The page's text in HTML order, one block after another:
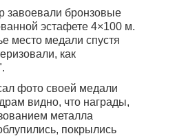
завоевали бронзовые
эстафете 4×100 м.
место медали спустя
как
фото своей медали
видно, что награды,
металла
покрылись